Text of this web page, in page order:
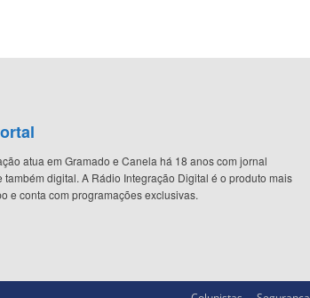
atua em Gramado e Canela há 18 anos com jornal
também digital. A Rádio Integração Digital é o produto mais
e conta com programações exclusivas.